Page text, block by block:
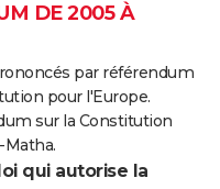
DE 2005 À
par référendum
pour l'Europe.
sur la Constitution
qui autorise la